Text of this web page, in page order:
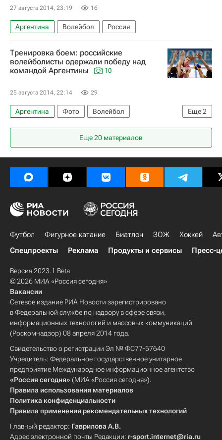
27 августа 2014, 23:19 16
Аргентина Волейбол Россия
Тренировка боем: российские
волейболисты одержали победу над
командой Аргентины
10
25 августа 2014, 22:14 29
Еще2
Аргентина Фото
Волейбол
товарищеские матчи
Россия
Еще 20 материалов
Футбол Фигурное катание Биатлон ЗОЖ Хоккей
Спецпроекты
Реклама Продукты и сервисы Пресс-
Версия 2023.1 Beta
© 2026 МИА «Россия сегодня»
Вакансии
Сетевое издание РИА Новости зарегистрировано
в Федеральной службе по надзору в сфере связи,
информационных технологий и массовых коммуникаций
(Роскомнадзор) 08 апреля 2014 года.
Свидетельство о регистрации Эл № ФС77-57640
Учредитель: Федеральное государственное унитарное
предприятие Международное информационное агентство
«Россия сегодня» (МИА «Россия сегодня»).
Правила использования материалов
Политика конфиденциальности
Правила применения рекомендательных технологий
Главный редактор: Гаврилова А.В.
Адрес электронной почты Редакции: r-sport.internet@ria.ru